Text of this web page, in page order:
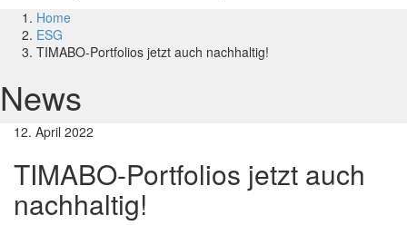
Home
ESG
TIMABO-Portfolios jetzt auch nachhaltig!
News
12. April 2022
TIMABO-Portfolios jetzt auch
nachhaltig!